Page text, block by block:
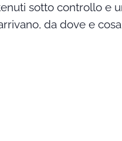
sotto controllo e
da dove e